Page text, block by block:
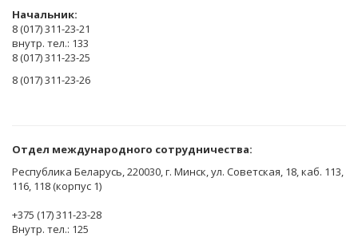
Начальник:
8 (017) 311-23-21
внутр. тел.: 133
8 (017) 311-23-25
8 (017) 311-23-26
Отдел международного сотрудничества:
Республика Беларусь, 220030, г. Минск, ул. Советская, 18, каб. 113,
116, 118 (корпус 1)
+375 (17) 311-23-28
Внутр. тел.: 125